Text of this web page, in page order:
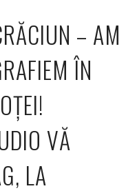
– AM
ÎN
VĂ
LA